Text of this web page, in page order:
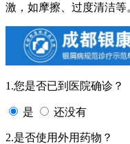
激，如摩擦、过度清洁等
1.您是否已到医院确诊？
是 还没有
2.是否使用外用药物？